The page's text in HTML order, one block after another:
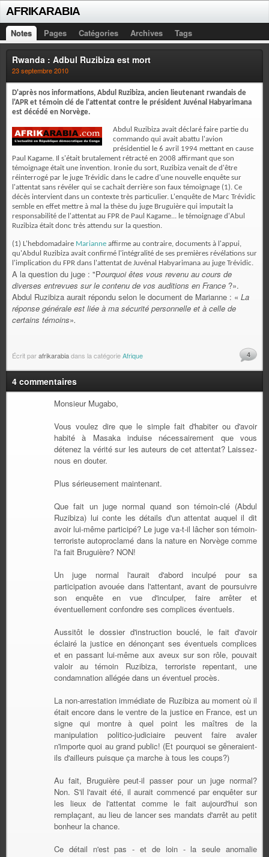
AFRIKARABIA
Notes Pages Catégories Archives Tags
Rwanda : Adbul Ruzibiza est mort
23 septembre 2010
D'après nos informations, Abdul Ruzibiza, ancien lieutenant rwandais de
l'APR et témoin clé de l'attentat contre le président Juvénal Habyarimana
est décédé en Norvège.
Abdul Ruzibiza avait déclaré faire partie du
commando qui avait abattu l'avion
présidentiel le 6 avril 1994 mettant en cause
Paul Kagame. Il s'était brutalement rétracté en 2008 affirmant que son
témoignage était une invention. Ironie du sort, Ruzibiza venait de d'être
réinterrogé par le juge Trévidic dans le cadre d'une nouvelle enquête sur
l'attentat sans révéler qui se cachait derrière son faux témoignage (1). Ce
décès intervient dans un contexte très particulier. L'enquête de Marc Trévidic
semble en effet mettre à mal la thèse du juge Bruguière qui imputait la
responsabilité de l'attentat au FPR de Paul Kagame... le témoignage d'Abul
Ruzibiza était donc très attendu sur la question.
(1) L'hebdomadaire Marianne affirme au contraire, documents à l'appui,
qu'Abdul Ruzibiza avait confirmé l'intégralité de ses premières révélations sur
l'implication du FPR dans l'attentat de Juvénal Habyarimana au juge Trévidic.
A la question du juge : "Pourquoi êtes vous revenu au cours de
diverses entrevues sur le contenu de vos auditions en France ?».
Abdul Ruzibiza aurait répondu selon le document de Marianne : « La
réponse générale est liée à ma sécurité personnelle et à celle de
certains témoins».
Écrit parafrikarabiadans la catégorieAfrique 4
4 commentaires
Monsieur Mugabo,
Vous voulez dire que le simple fait d'habiter ou d'avoir
habité à Masaka induise nécessairement que vous
détenez la vérité sur les auteurs de cet attentat? Laissez-
nous en douter.
Plus sérieusement maintenant.
Que fait un juge normal quand son témoin-clé (Abdul
Ruzibiza) lui conte les détails d'un attentat auquel il dit
avoir lui-même participé? Le juge va-t-il lâcher son témoin-
terroriste autoproclamé dans la nature en Norvège comme
l'a fait Bruguière? NON!
Un juge normal l'aurait d'abord inculpé pour sa
participation avouée dans l'attentant, avant de poursuivre
son enquête en vue d'inculper, faire arrêter et
éventuellement confondre ses complices éventuels.
Aussitôt le dossier d'instruction bouclé, le fait d'avoir
éclairé la justice en dénonçant ses éventuels complices
et en passant lui-même aux aveux sur son rôle, pouvait
valoir au témoin Ruzibiza, terroriste repentant, une
condamnation allégée dans un éventuel procès.
La non-arrestation immédiate de Ruzibiza au moment où il
était encore dans le ventre de la justice en France, est un
signe qui montre à quel point les maîtres de la
manipulation politico-judiciaire peuvent faire avaler
n'importe quoi au grand public! (Et pourquoi se gêneraient-
ils d'ailleurs puisque ça marche à tous les coups?)
Au fait, Bruguière peut-il passer pour un juge normal?
Non. S'il l'avait été, il aurait commencé par enquêter sur
les lieux de l'attentat comme le fait aujourd'hui son
remplaçant, au lieu de lancer ses mandats d'arrêt au petit
bonheur la chance.
Ce détail n'est pas - et de loin - la seule anomalie